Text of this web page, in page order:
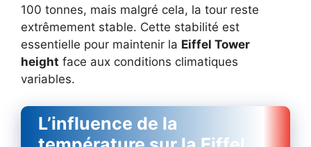
100 tonnes, mais malgré cela, la tour reste
extrêmement stable. Cette stabilité est
essentielle pour maintenir la Eiffel Tower
height face aux conditions climatiques
variables.
L’influence de la